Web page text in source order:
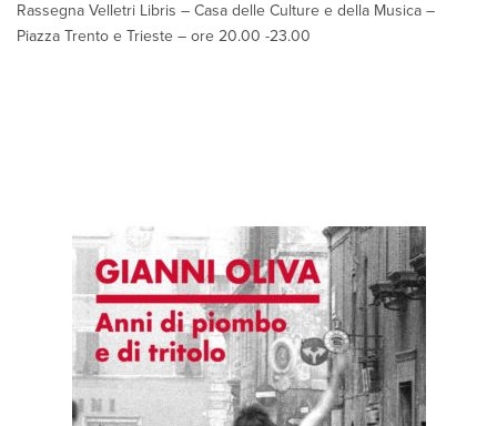
Rassegna Velletri Libris – Casa delle Culture e della Musica –
Piazza Trento e Trieste – ore 20.00 -23.00